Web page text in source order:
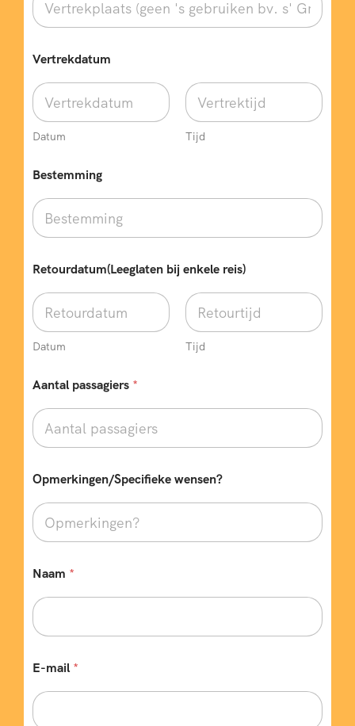
Vertrekdatum
Datum Tijd
Bestemming
Retourdatum(Leeglaten bij enkele reis)
Datum Tijd
Aantal passagiers *
Opmerkingen/Specifieke wensen?
Naam *
E-mail *